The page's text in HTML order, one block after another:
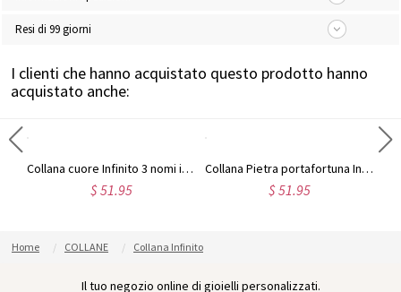
Resi di 99 giorni
I clienti che hanno acquistato questo prodotto hanno
acquistato anche:
Collana cuore Infinito 3 nomi in oro rosa
$ 51.95
Collana Pietra portafortuna Infinito Eternity Double Nomes in argento sterling
$ 51.95
Home COLLANE Collana Infinito
Il tuo negozio online di gioielli personalizzati.